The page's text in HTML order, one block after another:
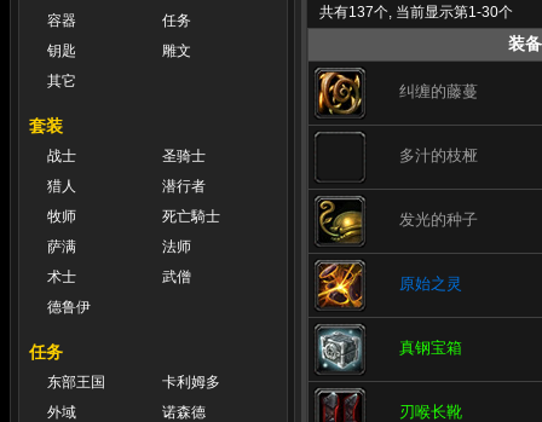
容器
任务
钥匙
雕文
其它
套装
战士
圣骑士
猎人
潜行者
牧师
死亡騎士
萨满
法师
术士
武僧
德鲁伊
任务
东部王国
卡利姆多
外域
诺森德
共有137个, 当前显示第1-30个
装备
纠缠的藤蔓
多汁的枝桠
发光的种子
原始之灵
真钢宝箱
刃喉长靴